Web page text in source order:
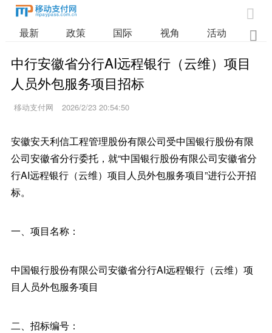

最新 政策 国际 视角 活动 业

中行安徽省分行AI远程银行（云维）项目
人员外包服务项目招标
移动支付网 2026/2/23 20:54:50
安徽安天利信工程管理股份有限公司受中国银行股份有限
公司安徽省分行委托，就“中国银行股份有限公司安徽省分
行AI远程银行（云维）项目人员外包服务项目”进行公开招
标。
一、项目名称：
中国银行股份有限公司安徽省分行AI远程银行（云维）项
目人员外包服务项目
二、招标编号：